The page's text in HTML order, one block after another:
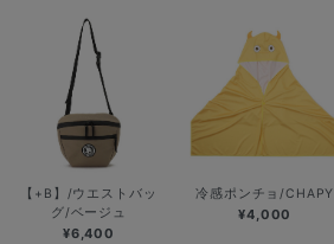
【+B】/ウエストバッ
グ/ベージュ
¥6,400
冷感ポンチョ/CHAPY
¥4,000